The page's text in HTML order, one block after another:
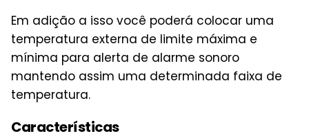
Em adição a isso você poderá colocar uma
temperatura externa de limite máxima e
mínima para alerta de alarme sonoro
mantendo assim uma determinada faixa de
temperatura.
Características